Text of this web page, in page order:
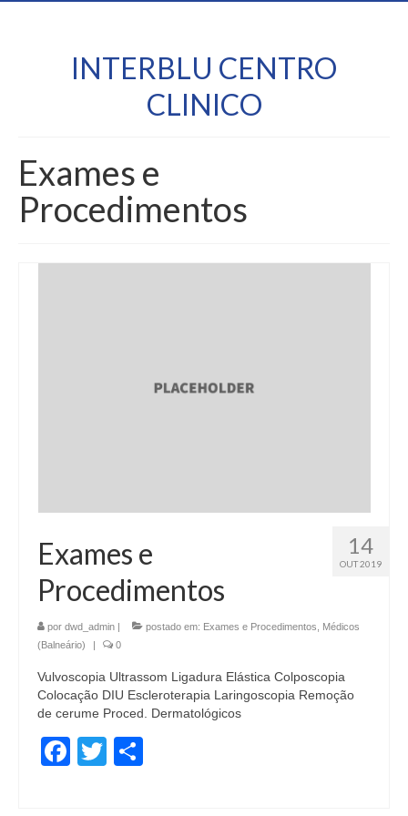
INTERBLU CENTRO
CLINICO
Exames e
Procedimentos
14
OUT 2019
Exames e
Procedimentos
por dwd_admin | postado em: Exames e Procedimentos
Médicos
(Balneário)
| 0
Vulvoscopia Ultrassom Ligadura Elástica Colposcopia
Colocação DIU Escleroterapia Laringoscopia Remoção
de cerume Proced. Dermatológicos
Facebook
Twitter